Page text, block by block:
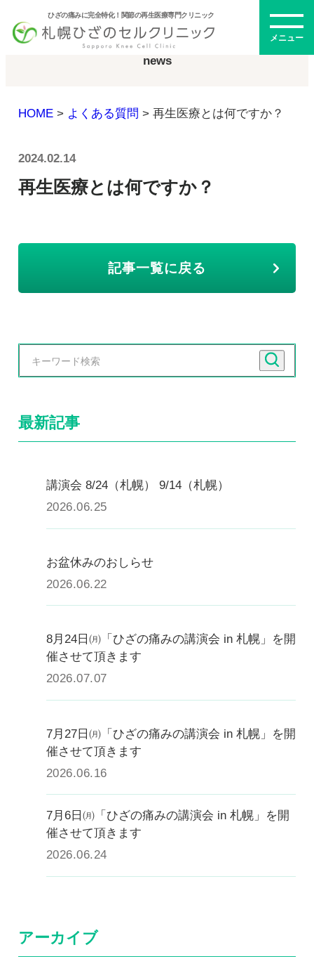
ひざの痛みに完全特化！関節の再生医療専門クリニック
メニュー
メニュー・料金
再生医療とは
ドクター紹介
症例
お知らせ 採用情報 コラム
予約フォーム
0120-117-560
※上記電話番号をタップで電話が繋がります
お知らせ
news
HOME> よくある質問 > 再生医療とは何ですか？
2024.02.14
再生医療とは何ですか？
記事一覧に戻る
最新記事
講演会 8/24（札幌） 9/14（札幌）
2026.06.25
お盆休みのおしらせ
2026.06.22
8月24日㈪「ひざの痛みの講演会 in 札幌」を開
催させて頂きます
2026.07.07
7月27日㈪「ひざの痛みの講演会 in 札幌」を開
催させて頂きます
2026.06.16
7月6日㈪「ひざの痛みの講演会 in 札幌」を開
催させて頂きます
2026.06.24
アーカイブ